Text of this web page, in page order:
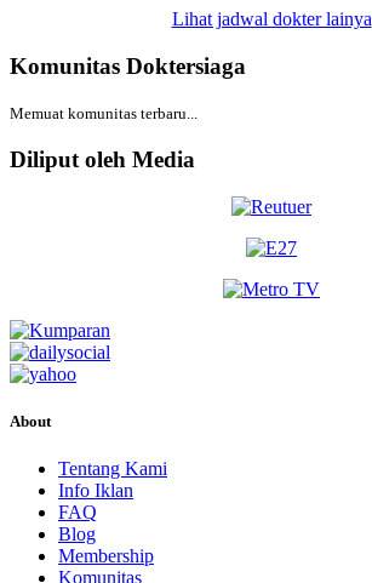
Lihat jadwal dokter lainya
Komunitas Doktersiaga
Memuat komunitas terbaru...
Diliput oleh Media
About
Tentang Kami
Info Iklan
FAQ
Blog
Membership
Komunitas